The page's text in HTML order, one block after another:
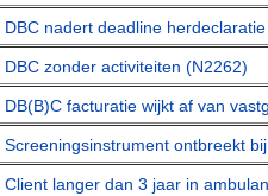
DBC nadert deadline
DBC zonder activiteiten (N2262)
DB(B)C facturatie wijkt af van
Screeningsinstrument ontbreekt
Client langer dan 3 jaar in